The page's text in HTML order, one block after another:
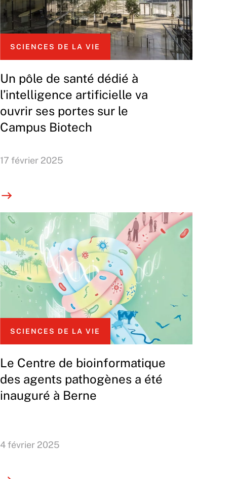
SCIENCES DE LA VIE
Un pôle de santé dédié à
l’intelligence artificielle va
ouvrir ses portes sur le
Campus Biotech
17 février 2025
SCIENCES DE LA VIE
Le Centre de bioinformatique
des agents pathogènes a été
inauguré à Berne
4 février 2025